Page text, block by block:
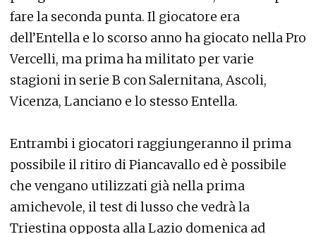
fare la seconda punta. Il giocatore era
dell’Entella e lo scorso anno ha giocato nella Pro
Vercelli, ma prima ha militato per varie
stagioni in serie B con Salernitana, Ascoli,
Vicenza, Lanciano e lo stesso Entella.
Entrambi i giocatori raggiungeranno il prima
possibile il ritiro di Piancavallo ed è possibile
che vengano utilizzati già nella prima
amichevole, il test di lusso che vedrà la
Triestina opposta alla Lazio domenica ad